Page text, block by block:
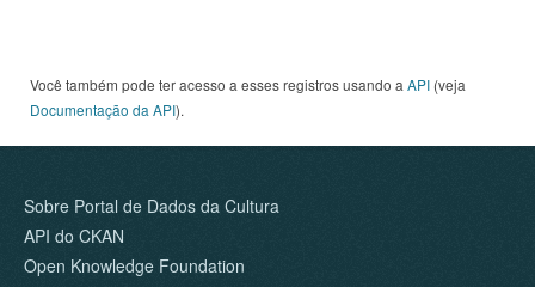
Você também pode ter acesso a esses registros usando a API (veja
Documentação da API).
Sobre Portal de Dados da Cultura
API do CKAN
Open Knowledge Foundation